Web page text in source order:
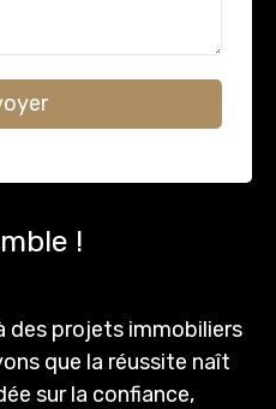
!
des projets immobiliers
que la réussite naît
sur la confiance,